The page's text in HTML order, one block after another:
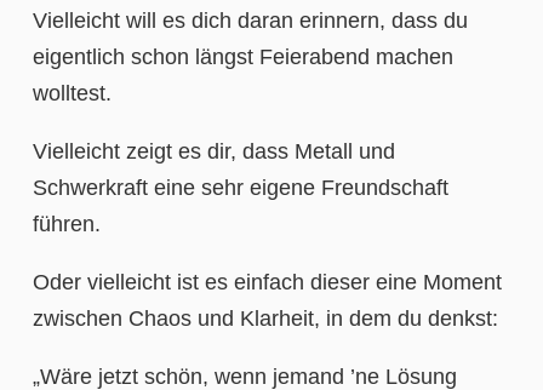
Vielleicht will es dich daran erinnern, dass du
eigentlich schon längst Feierabend machen
wolltest.
Vielleicht zeigt es dir, dass Metall und
Schwerkraft eine sehr eigene Freundschaft
führen.
Oder vielleicht ist es einfach dieser eine Moment
zwischen Chaos und Klarheit, in dem du denkst:
„Wäre jetzt schön, wenn jemand ’ne Lösung